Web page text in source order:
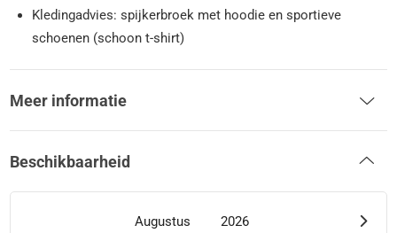
Kledingadvies: spijkerbroek met hoodie en sportieve
schoenen (schoon t-shirt)
Meer informatie
Beschikbaarheid
Augustus 2026